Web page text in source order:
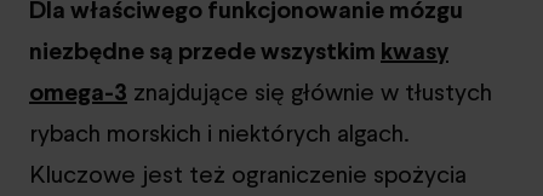
Dla właściwego funkcjonowanie mózgu
niezbędne są przede wszystkim kwasy
omega-3 znajdujące się głównie w tłustych
rybach morskich i niektórych algach.
Kluczowe jest też ograniczenie spożycia